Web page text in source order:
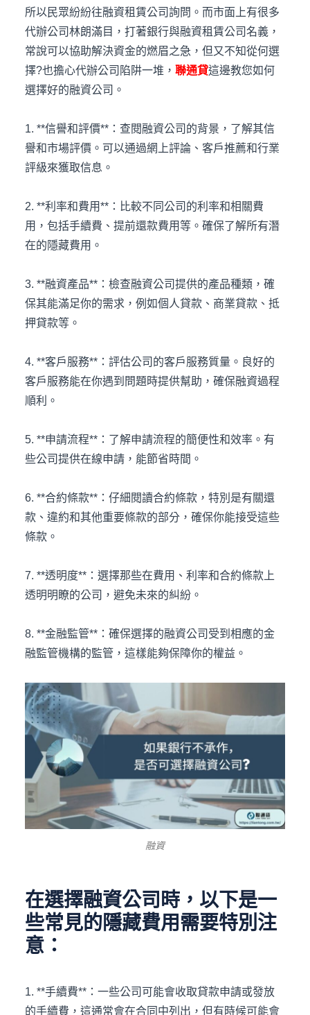
所以民眾紛紛往融資租賃公司詢問。而市面上有很多
代辦公司林朗滿目，打著銀行與融資租賃公司名義，
常說可以協助解決資金的燃眉之急，但又不知從何選
擇?也擔心代辦公司陷阱一堆， 聯通貸這邊教您如何
選擇好的融資公司。
1. **信譽和評價**：查閱融資公司的背景，了解其信
譽和市場評價。可以通過網上評論、客戶推薦和行業
評級來獲取信息。
2. **利率和費用**：比較不同公司的利率和相關費
用，包括手續費、提前還款費用等。確保了解所有潛
在的隱藏費用。
3. **融資產品**：檢查融資公司提供的產品種類，確
保其能滿足你的需求，例如個人貸款、商業貸款、抵
押貸款等。
4. **客戶服務**：評估公司的客戶服務質量。良好的
客戶服務能在你遇到問題時提供幫助，確保融資過程
順利。
5. **申請流程**：了解申請流程的簡便性和效率。有
些公司提供在線申請，能節省時間。
6. **合約條款**：仔細閱讀合約條款，特別是有關還
款、違約和其他重要條款的部分，確保你能接受這些
條款。
7. **透明度**：選擇那些在費用、利率和合約條款上
透明明瞭的公司，避免未來的糾紛。
8. **金融監管**：確保選擇的融資公司受到相應的金
融監管機構的監管，這樣能夠保障你的權益。
融資
在選擇融資公司時，以下是一
些常見的隱藏費用需要特別注
意：
1. **手續費**：一些公司可能會收取貸款申請或發放
的手續費，這通常會在合同中列出，但有時候可能會